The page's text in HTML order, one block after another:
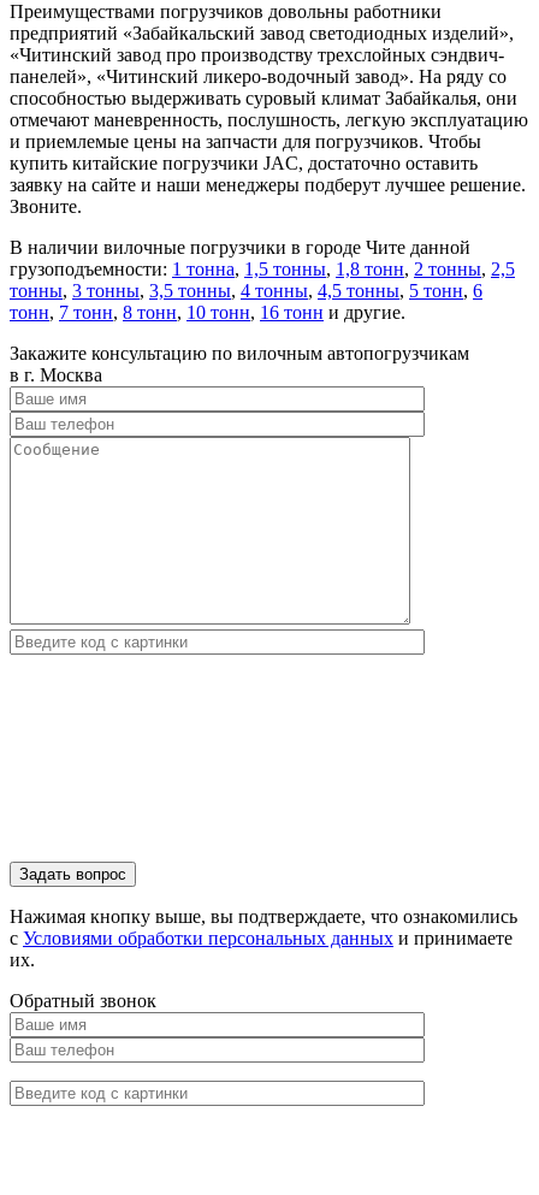
Преимуществами погрузчиков довольны работники
предприятий «Забайкальский завод светодиодных изделий»,
«Читинский завод про производству трехслойных сэндвич-
панелей», «Читинский ликеро-водочный завод». На ряду со
способностью выдерживать суровый климат Забайкалья, они
отмечают маневренность, послушность, легкую эксплуатацию
и приемлемые цены на запчасти для погрузчиков. Чтобы
купить китайские погрузчики JAC, достаточно оставить
заявку на сайте и наши менеджеры подберут лучшее решение.
Звоните.
В наличии вилочные погрузчики в городе Чите данной
грузоподъемности: 1 тонна, 1,5 тонны, 1,8 тонн, 2 тонны, 2,5
тонны, 3 тонны, 3,5 тонны, 4 тонны, 4,5 тонны, 5 тонн, 6
тонн, 7 тонн, 8 тонн, 10 тонн, 16 тонн и другие.
Закажите консультацию по вилочным автопогрузчикам
в г. Москва
Нажимая кнопку выше, вы подтверждаете, что ознакомились
с Условиями обработки персональных данных и принимаете
их.
Обратный звонок